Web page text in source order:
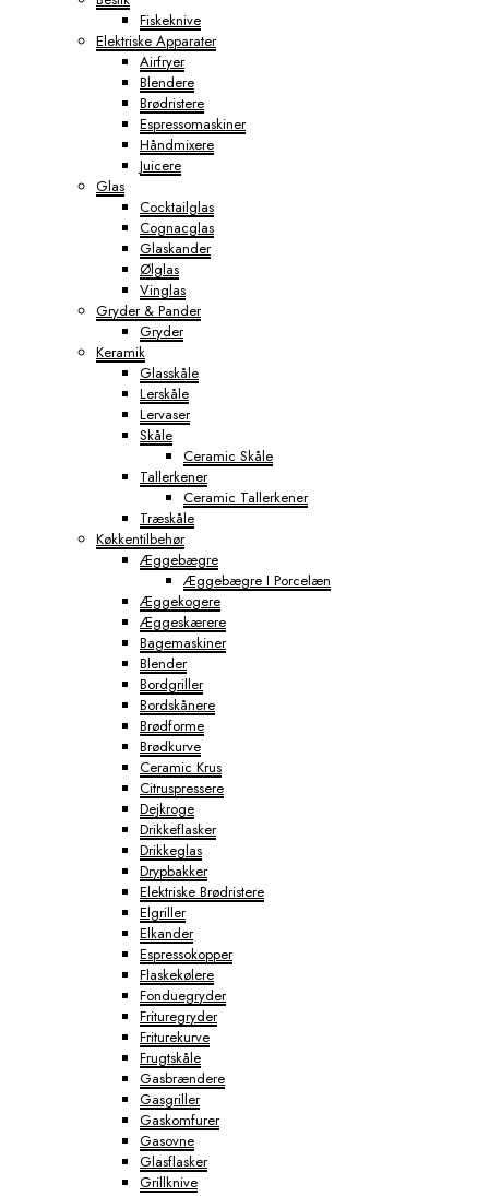
Fiskeknive
Elektriske Apparater
Airfryer
Blendere
Brødristere
Espressomaskiner
Håndmixere
Juicere
Glas
Cocktailglas
Cognacglas
Glaskander
Ølglas
Vinglas
Gryder & Pander
Gryder
Keramik
Glasskåle
Lerskåle
Lervaser
Skåle
Ceramic Skåle
Tallerkener
Ceramic Tallerkener
Træskåle
Køkkentilbehør
Æggebægre
Æggebægre I Porcelæn
Æggekogere
Æggeskærere
Bagemaskiner
Blender
Bordgriller
Bordskånere
Brødforme
Brødkurve
Ceramic Krus
Citruspressere
Dejkroge
Drikkeflasker
Drikkeglas
Drypbakker
Elektriske Brødristere
Elgriller
Elkander
Espressokopper
Flaskekølere
Fonduegryder
Frituregryder
Friturekurve
Frugtskåle
Gasbrændere
Gasgriller
Gaskomfurer
Gasovne
Glasflasker
Grillknive